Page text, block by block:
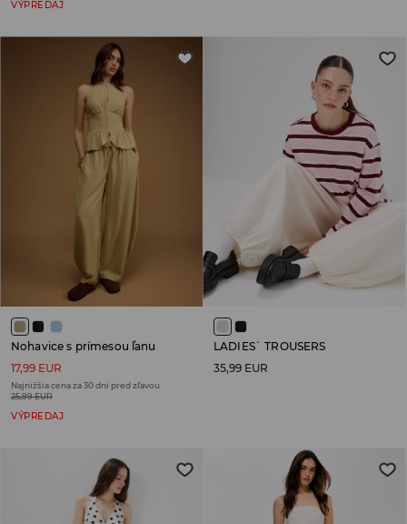
VÝPREDAJ
Nohavice s prímesou ľanu
17,99 EUR
Najnižšia cena za 30 dní pred zľavou
25,99 EUR
VÝPREDAJ
LADIES` TROUSERS
35,99 EUR